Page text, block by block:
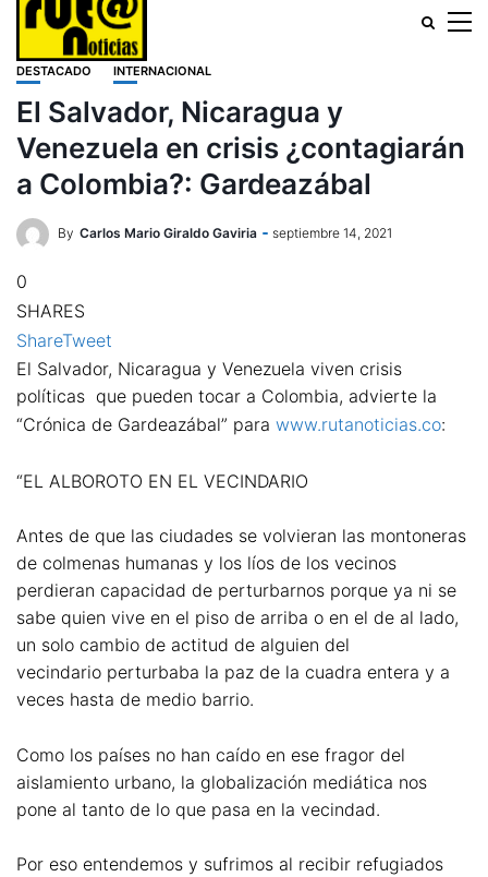
DESTACADO INTERNACIONAL
El Salvador, Nicaragua y
Venezuela en crisis ¿contagiarán
a Colombia?: Gardeazábal
By Carlos Mario Giraldo Gaviria septiembre 14, 2021
0
SHARES
ShareTweet
El Salvador, Nicaragua y Venezuela viven crisis
políticas que pueden tocar a Colombia, advierte la
“Crónica de Gardeazábal” para www.rutanoticias.co:
“EL ALBOROTO EN EL VECINDARIO
Antes de que las ciudades se volvieran las montoneras
de colmenas humanas y los líos de los vecinos
perdieran capacidad de perturbarnos porque ya ni se
sabe quien vive en el piso de arriba o en el de al lado,
un solo cambio de actitud de alguien del
vecindario perturbaba la paz de la cuadra entera y a
veces hasta de medio barrio.
Como los países no han caído en ese fragor del
aislamiento urbano, la globalización mediática nos
pone al tanto de lo que pasa en la vecindad.
Por eso entendemos y sufrimos al recibir refugiados